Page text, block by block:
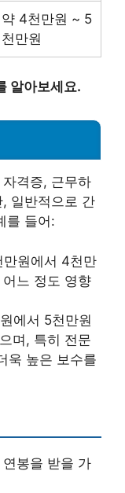
약 4천만원 ~ 5
천만원
알아보세요.
격증, 근무하
일반적으로 간
를 들어:
원에서 4천만
느 정도 영향
에서 5천만원
며, 특히 전문
욱 높은 보수를
봉을 받을 가